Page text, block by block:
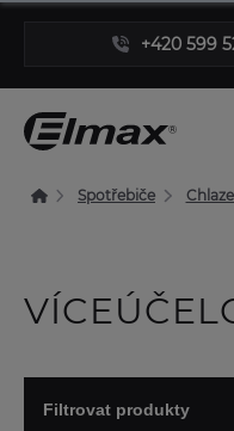
+420 599
Spotřebiče
Filtrovat produkty